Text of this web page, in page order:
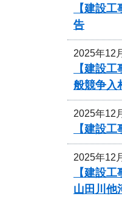
【建設
告
2025年12
【建設
般競争入
2025年12
【建設
2025年12
【建設
山田川他